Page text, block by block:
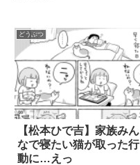
どうぶつ
【松本ひで吉】家族みん
なで寝たい猫が取った行
動に…えっ